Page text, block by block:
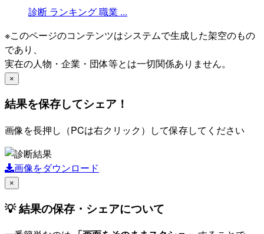
診断 ランキング職業 ...
※このページのコンテンツはシステムで生成した架空のもの
であり、
実在の人物・企業・団体等とは一切関係ありません。
×
結果を保存してシェア！
画像を長押し（PCは右クリック）して保存してください
画像をダウンロード
×
💡 結果の保存・シェアについて